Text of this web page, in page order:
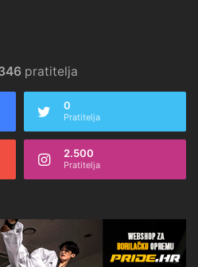
pratitelja
0
Pratitelja
2.500
Pratitelja